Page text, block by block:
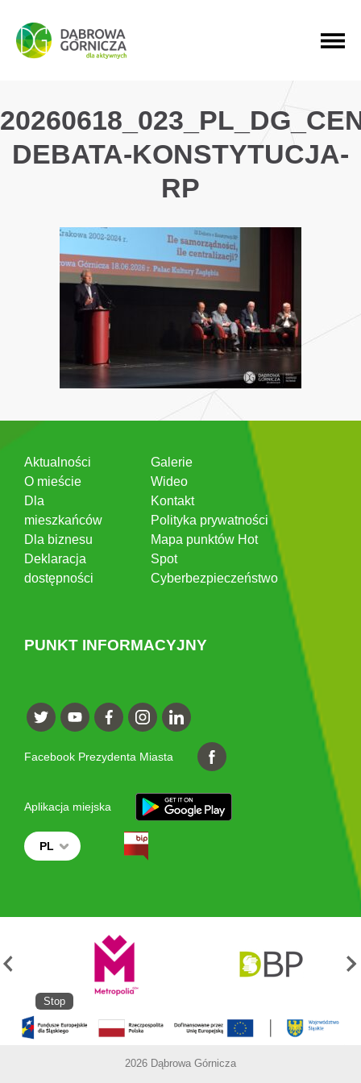
PRZEJDŹ DO MENU GŁÓWNEGO
PRZEJDŹ DO WYSZUKIWARKI
PRZEJDŹ DO TREŚCI
DEBATA-KONSTYTUCJA-
RP
Aktualności
O mieście
Dla
mieszkańców
Dla biznesu
Deklaracja
dostępności
Galerie
Wideo
Kontakt
Polityka prywatności
Mapa punktów Hot
Spot
Cyberbezpieczeństwo
PUNKT INFORMACYJNY
Facebook Prezydenta Miasta
Aplikacja miejska
PL
Stop
2026 Dąbrowa Górnicza